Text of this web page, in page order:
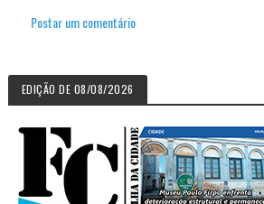
Postar um comentário
EDIÇÃO DE 08/08/2026